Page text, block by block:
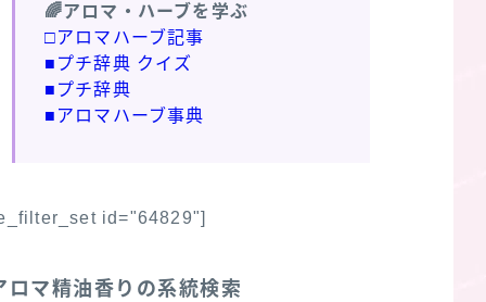
🌈アロマ・ハーブを学ぶ
□アロマハーブ記事
■プチ辞典 クイズ
■プチ辞典
■アロマハーブ事典
id="64829"]
ロマ精油香りの系統検索